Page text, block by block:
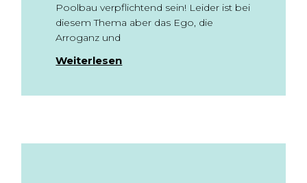
Poolbau verpflichtend sein! Leider ist bei
diesem Thema aber das Ego, die
Arroganz und
Weiterlesen